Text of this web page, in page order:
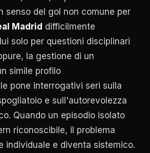
senso del gol non comune per
Madrid difficilmente
solo per questioni disciplinari
la gestione di un
simile profilo
pone interrogativi seri sulla
e sull'autorevolezza
Quando un episodio isolato
riconoscibile, il problema
individuale e diventa sistemico.